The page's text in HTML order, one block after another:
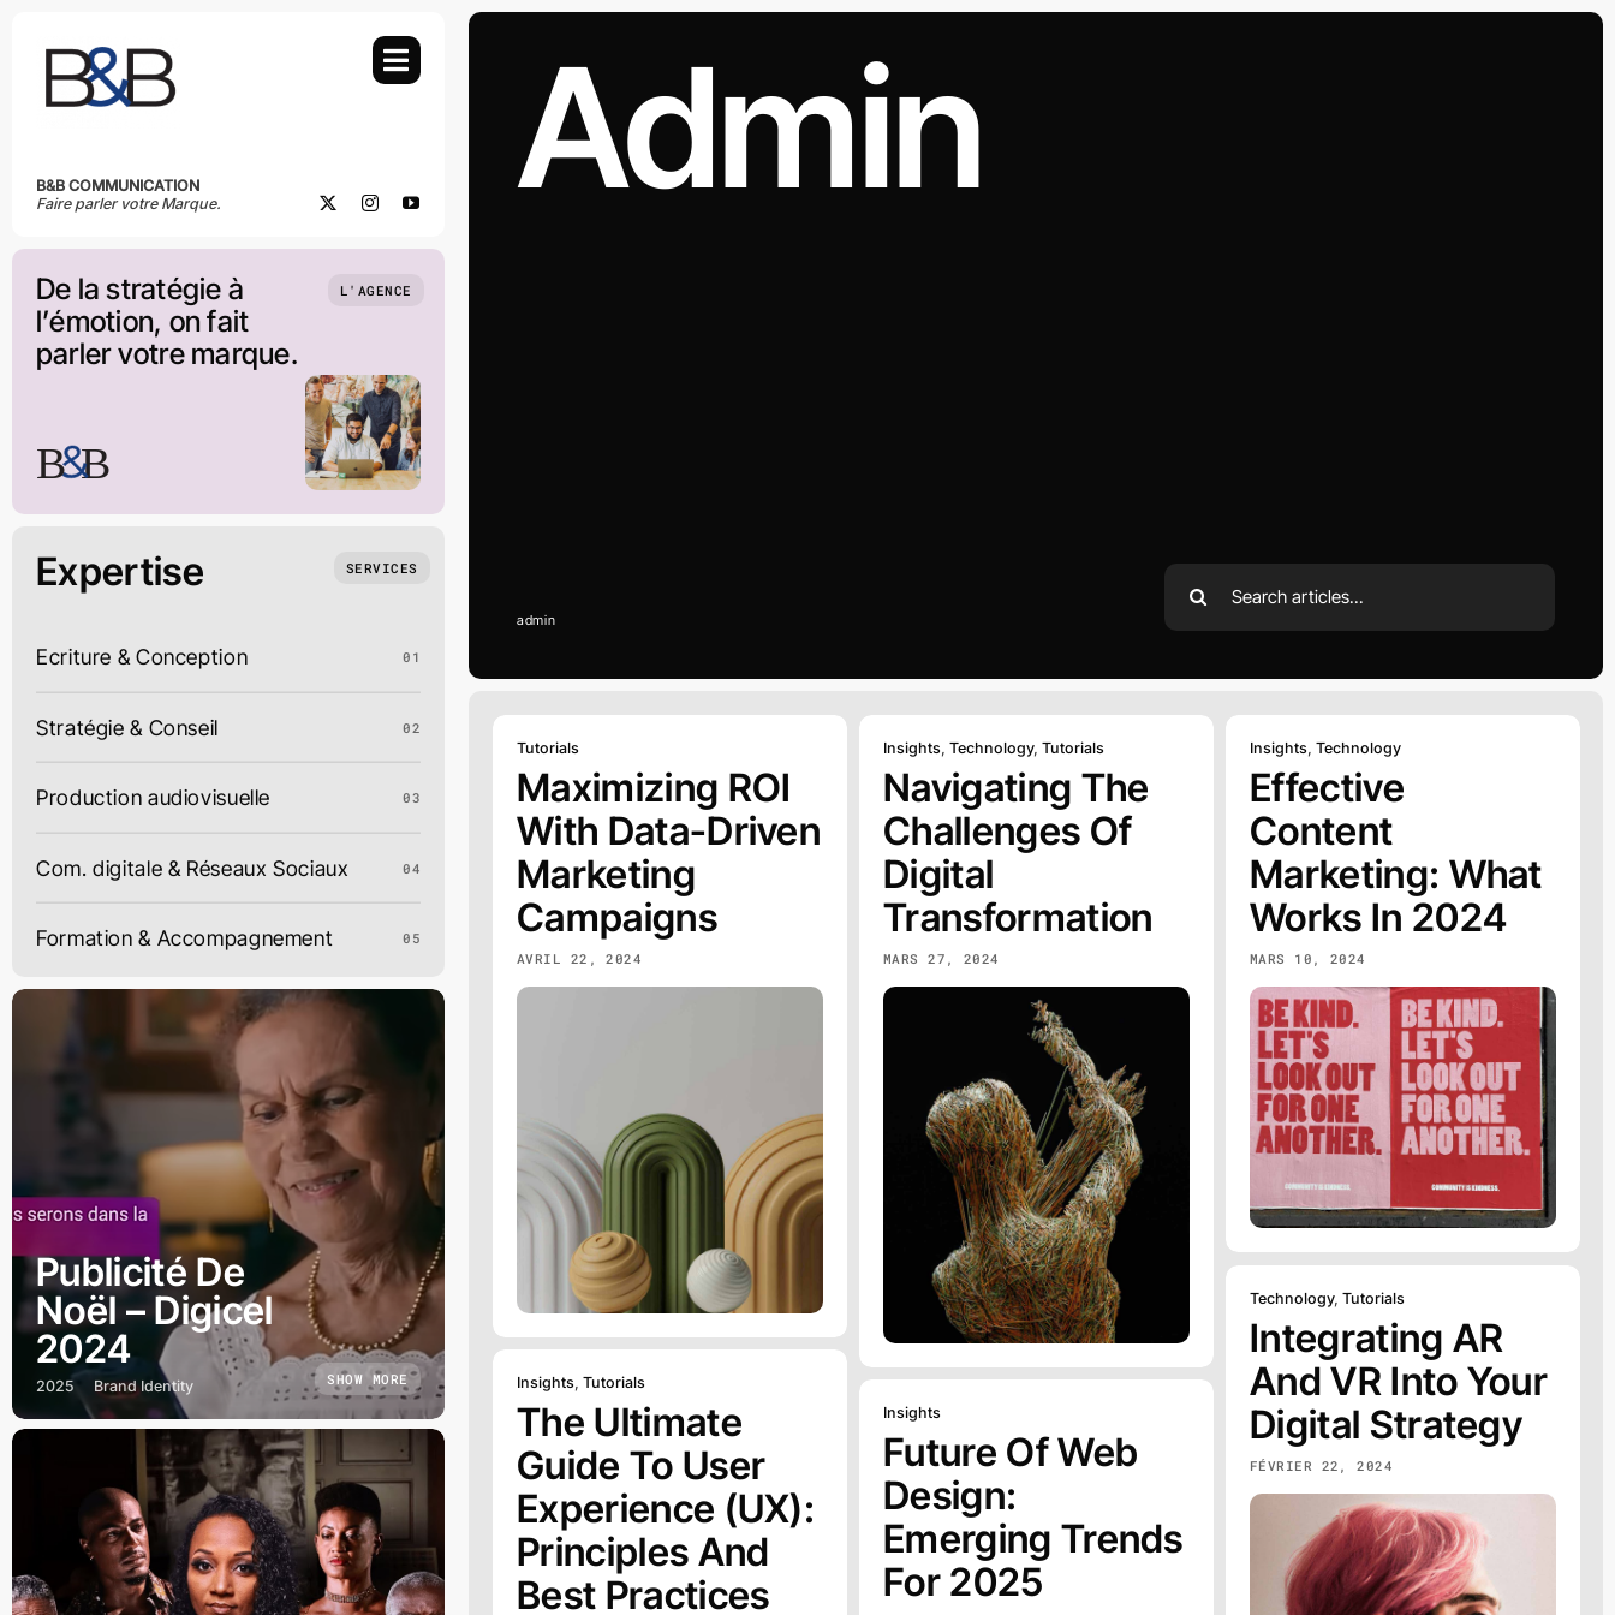
content
B&B COMMUNICATION
Faire parler votre Marque.
De la stratégie à
l’émotion, on fait
parler votre marque.
L'AGENCE
Expertise SERVICES
Ecriture & Conception 01
Stratégie & Conseil 02
Production audiovisuelle 03
Com. digitale & Réseaux Sociaux 04
Formation & Accompagnement 05
Publicité De
Noël – Digicel
2024
2025 Brand Identity SHOW MORE
Admin
admin
Search
for:
Tutorials
Maximizing ROI
With Data-Driven
Marketing
Campaigns
AVRIL 22, 2024
Insights Technology, Tutorials
Navigating The
Challenges Of
Digital
Transformation
MARS 27, 2024
Insights Technology
Effective
Content
Marketing: What
Works In 2024
MARS 10, 2024
Technology, Tutorials
Integrating AR
And VR Into Your
Digital Strategy
FÉVRIER 22, 2024
Insights Tutorials
The Ultimate
Guide To User
Experience (UX):
Principles And
Best Practices
Insights
Future Of Web
Design:
Emerging Trends
For 2025